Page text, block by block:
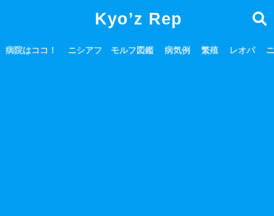
Kyo’z Rep
病院はココ！ ニシアフ モルフ図鑑 病気例 繁殖 レオパ